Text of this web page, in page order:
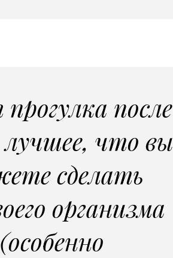
после
что вы
сделать
организма
(особенно